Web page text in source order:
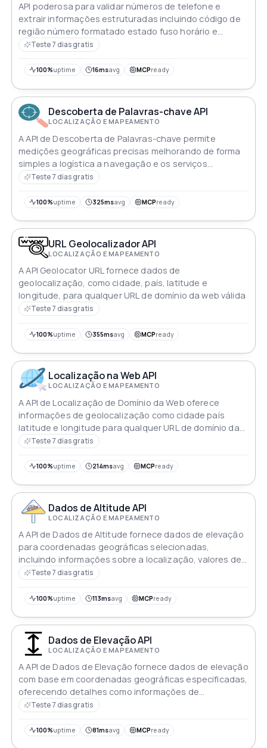
API poderosa para validar números de telefone e
extrair informações estruturadas incluindo código de
região número formatado estado fuso horário e
indicadores de validade para aplicações globais
Teste 7 dias gratis
100%uptime 16msavg MCPready
Descoberta de Palavras-chave API
LOCALIZAÇÃO E MAPEAMENTO
A API de Descoberta de Palavras-chave permite
medições geográficas precisas melhorando de forma
simples a logística a navegação e os serviços
baseados em localização
Teste 7 dias gratis
100%uptime 325msavg MCPready
URL Geolocalizador API
LOCALIZAÇÃO E MAPEAMENTO
A API Geolocator URL fornece dados de
geolocalização, como cidade, país, latitude e
longitude, para qualquer URL de domínio da web válida
Teste 7 dias gratis
100%uptime 355msavg MCPready
Localização na Web API
LOCALIZAÇÃO E MAPEAMENTO
A API de Localização de Domínio da Web oferece
informações de geolocalização como cidade país
latitude e longitude para qualquer URL de domínio da
web válido
Teste 7 dias gratis
100%uptime 214msavg MCPready
Dados de Altitude API
LOCALIZAÇÃO E MAPEAMENTO
A API de Dados de Altitude fornece dados de elevação
para coordenadas geográficas selecionadas,
incluindo informações sobre a localização, valores de
elevação, detalhes de resolução e um status que
Teste 7 dias gratis
100%uptime 113msavg MCPready
Dados de Elevação API
LOCALIZAÇÃO E MAPEAMENTO
A API de Dados de Elevação fornece dados de elevação
com base em coordenadas geográficas especificadas,
oferecendo detalhes como informações de
localização, valores de elevação, especificações de
solicitação
Teste 7 dias gratis
100%uptime 81msavg MCPready